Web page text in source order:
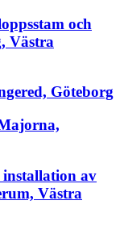
och
Västra
Göteborg
av
Västra